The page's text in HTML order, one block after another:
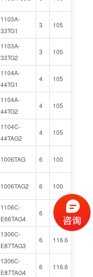
1103A-
33TG1
3 105
1103A-
33TG2
3 105
1104A-
44TG1
4 105
1104A-
44TG2
4 105
1104C-
44TAG2
4 105
1006TAG 6 100
1006TAG2 6 100
1106C-
E66TAG4
6 105 127
1306C-
E87TAG3
6 116.6
1306C-
E87TAG4
6 116.6